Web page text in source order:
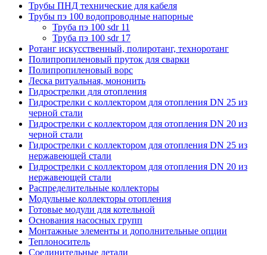
Трубы ПНД технические для кабеля
Трубы пэ 100 водопроводные напорные
Труба пэ 100 sdr 11
Труба пэ 100 sdr 17
Ротанг искусственный, полиротанг, техноротанг
Полипропиленовый пруток для сварки
Полипропиленовый ворс
Леска ритуальная, мононить
Гидрострелки для отопления
Гидрострелки с коллектором для отопления DN 25 из
черной стали
Гидрострелки с коллектором для отопления DN 20 из
черной стали
Гидрострелки с коллектором для отопления DN 25 из
нержавеющей стали
Гидрострелки с коллектором для отопления DN 20 из
нержавеющей стали
Распределительные коллекторы
Модульные коллекторы отопления
Готовые модули для котельной
Основания насосных групп
Монтажные элементы и дополнительные опции
Теплоноситель
Соединительные детали